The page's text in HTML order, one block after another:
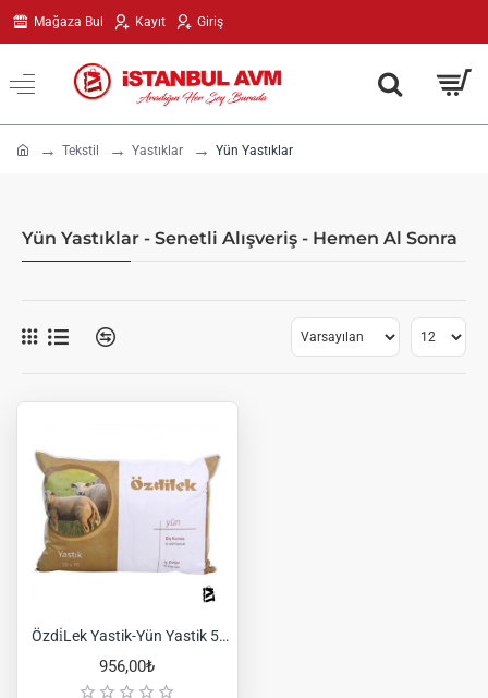
Mağaza Bul Kayıt Giriş
Tekstil Yastıklar Yün Yastıklar
Yün Yastıklar - Senetli Alışveriş - Hemen Al Sonra
Özdi̇Lek Yastik-Yün Yastik 50X70 Cm
956,00₺